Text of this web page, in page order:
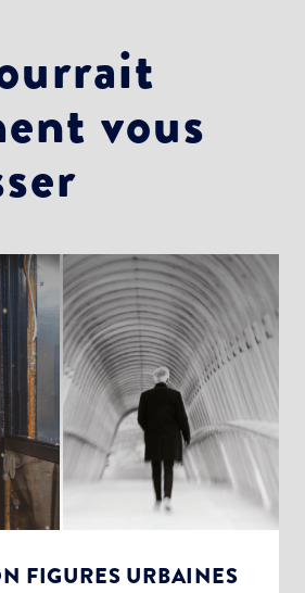
vous
FIGURES URBAINES
abonnement :
et Vie associative